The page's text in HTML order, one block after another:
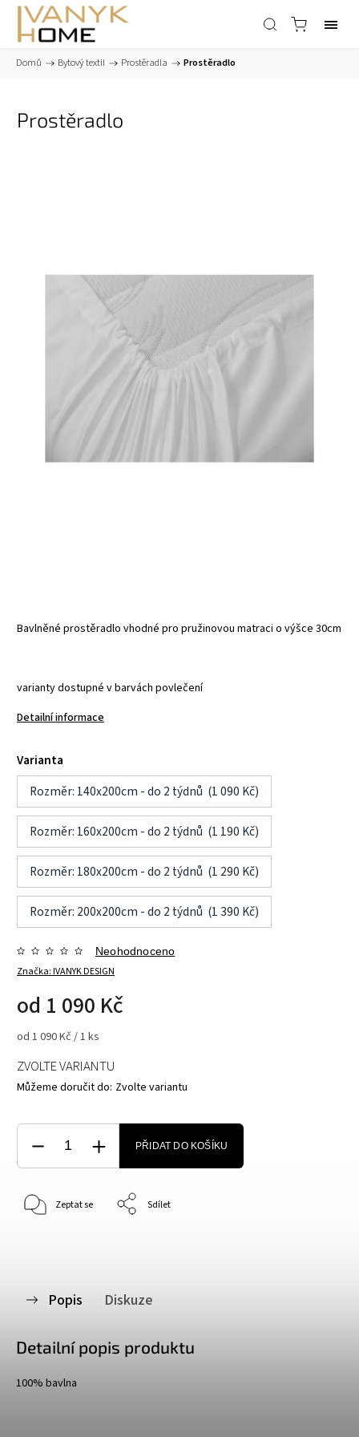
Domů / Bytový textil / Prostěradla / Prostěradlo
Prostěradlo
Bavlněné prostěradlo vhodné pro pružinovou matraci o výšce 30cm
varianty dostupné v barvách povlečení
Detailní informace
Varianta
Rozměr: 140x200cm - do 2 týdnů (1 090 Kč)
Rozměr: 160x200cm - do 2 týdnů (1 190 Kč)
Rozměr: 180x200cm - do 2 týdnů (1 290 Kč)
Rozměr: 200x200cm - do 2 týdnů (1 390 Kč)
Značka:IVANYK DESIGN
Neohodnoceno
od 1 090 Kč
od 1 090 Kč / 1 ks
ZVOLTE VARIANTU
Můžeme doručit do: Zvolte variantu
PŘIDAT DO KOŠÍKU
Zeptat se Sdílet
Popis Diskuze
Detailní popis produktu
100% bavlna